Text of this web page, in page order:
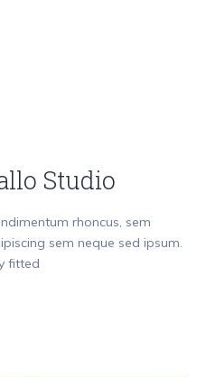
Studio
rhoncus, sem
sem neque sed ipsum.
fitted